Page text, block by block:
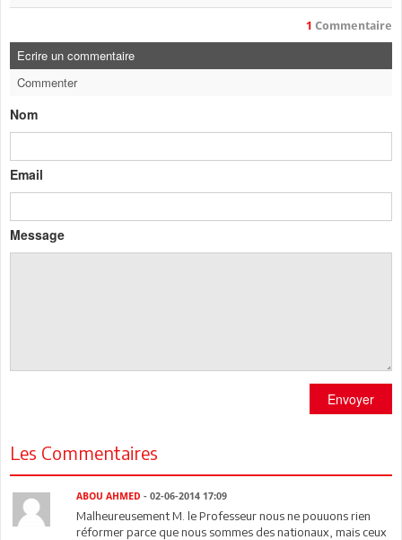
1 Commentaire
Ecrire un commentaire
Commenter
Nom
Email
Message
Envoyer
Les Commentaires
ABOU AHMED - 02-06-2014 17:09
Malheureusement M. le Professeur nous ne pouuons rien
réformer parce que nous sommes des nationaux, mais ceux